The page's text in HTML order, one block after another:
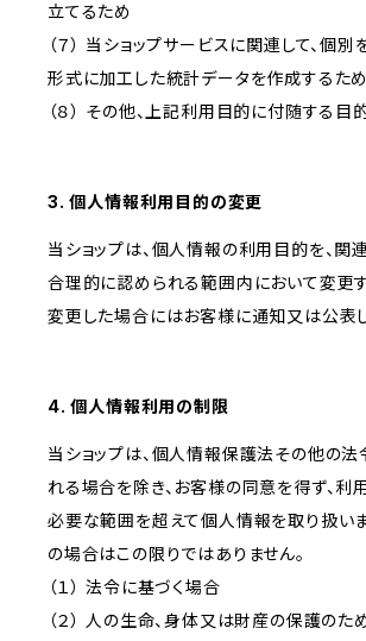
立てるため
（７） 当ショップサービスに関連して、個
形式に加工した統計データを作成するため
（８） その他、上記利用目的に付随する目
3. 個人情報利用目的の変更
当ショップは、個人情報の利用目的を、関
合理的に認められる範囲内において変更す
変更した場合にはお客様に通知又は公表し
4. 個人情報利用の制限
当ショップは、個人情報保護法その他の法
れる場合を除き、お客様の同意を得ず、利
必要な範囲を超えて個人情報を取り扱いま
の場合はこの限りではありません。
（１） 法令に基づく場合
（２） 人の生命、身体又は財産の保護のた